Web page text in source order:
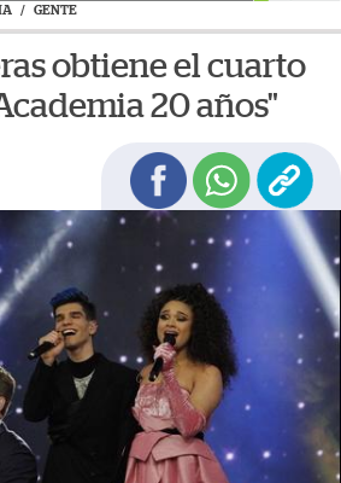
/ GENTE
obtiene el cuarto
20 años"